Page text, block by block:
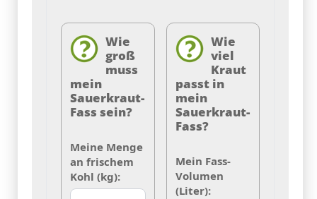
Wie
groß
muss
mein
Sauerkraut-
Fass sein?
Meine Menge
an frischem
Kohl (kg):
Wie
viel
Kraut
passt in
mein
Sauerkraut-
Fass?
Mein Fass-
Volumen
(Liter):